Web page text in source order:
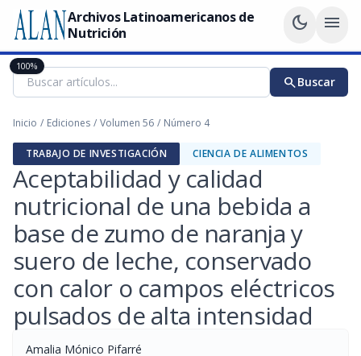
Archivos Latinoamericanos de
Nutrición
dark_mode menu
searchBuscar
Inicio / Ediciones / Volumen 56 / Número 4
TRABAJO DE INVESTIGACIÓN CIENCIA DE ALIMENTOS
Aceptabilidad y calidad
nutricional de una bebida a
base de zumo de naranja y
suero de leche, conservado
con calor o campos eléctricos
pulsados de alta intensidad
Amalia Mónico Pifarré
100%